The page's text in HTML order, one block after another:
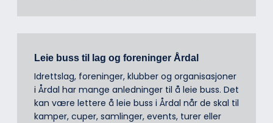
Leie buss til lag og foreninger Årdal
Idrettslag, foreninger, klubber og organisasjoner
i Årdal har mange anledninger til å leie buss. Det
kan være lettere å leie buss i Årdal når de skal til
kamper, cuper, samlinger, events, turer eller